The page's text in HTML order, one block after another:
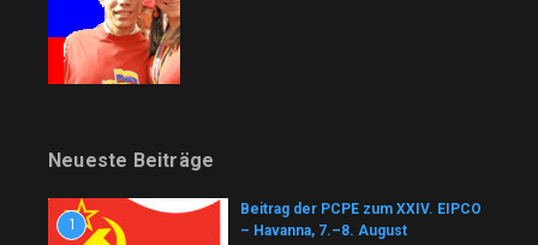
Neueste Beiträge
1
Beitrag der PCPE zum XXIV. EIPCO
– Havanna, 7.–8. August